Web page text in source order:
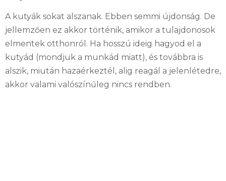
A kutyák sokat alszanak. Ebben semmi újdonság. De
jellemzően ez akkor történik, amikor a tulajdonosok
elmentek otthonról. Ha hosszú ideig hagyod el a
kutyád (mondjuk a munkád miatt), és továbbra is
alszik, miután hazaérkeztél, alig reagál a jelenlétedre,
akkor valami valószínűleg nincs rendben.